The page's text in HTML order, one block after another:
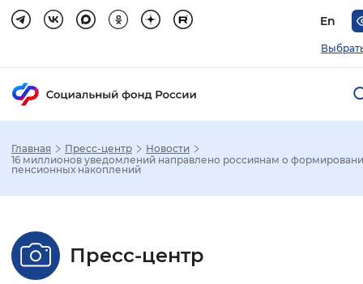
En
Настройка режима отображения
Стандартный
Главная Пресс-центр
Новости
16 миллионов уведомлений направлено россиянам о
пенсионных накоплений
Пресс-центр